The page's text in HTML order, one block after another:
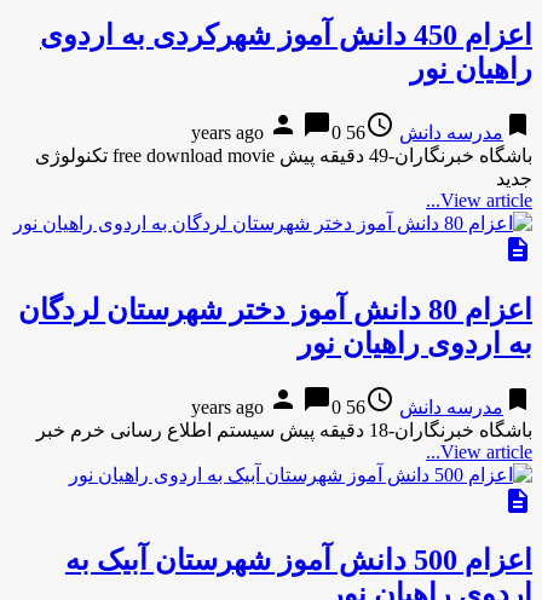
اعزام 450 دانش آموز شهرکردی به اردوی
راهیان نور
bookmark مدرسه دانش access_time
56 years ago
person chat_bubble0
باشگاه خبرنگاران-49 دقیقه پیش free download movie تکنولوژی
جدید
View article...
description
اعزام 80 دانش آموز دختر شهرستان لردگان
به اردوی راهیان نور
bookmark مدرسه دانش access_time
56 years ago
person chat_bubble0
باشگاه خبرنگاران-18 دقیقه پیش سیستم اطلاع رسانی خرم خبر
View article...
description
اعزام 500 دانش آموز شهرستان آبیک به